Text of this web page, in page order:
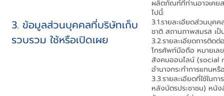
3. ข้อมูลส่วนบุคคลที่บริษัทเก็บ
รวบรวม ใช้หรือเปิดเผย
ผลิตภัณฑ์ที่ท่านอาจเคย
ไปนี้:
3.1.รายละเอียดส่วนบุ
ชาติ สถานภาพสมรส เ
3.2.รายละเอียดการติ
โทรศัพท์มือถือ หมายเล
สังคมออนไลน์ (social
อำนาจกระทำการแทนห
3.3.รายละเอียดที่ใช้ใน
หลังบัตรประชาชน) หนั